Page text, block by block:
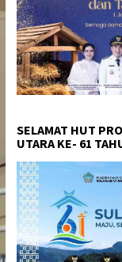
SELAMAT HUT
UTARA KE- 61